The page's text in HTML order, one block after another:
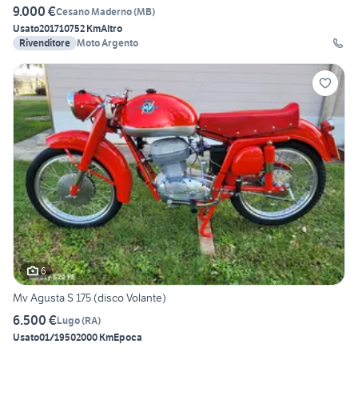
9.000 €Cesano Maderno(MB)
Usato201710752 KmAltro
Rivenditore Moto Argento
6
Mv Agusta S 175 (disco Volante)
6.500 €Lugo(RA)
Usato01/19502000 KmEpoca